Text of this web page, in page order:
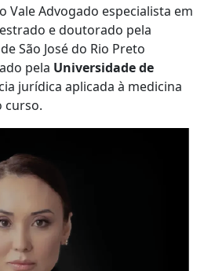
Vale Advogado especialista em
e doutorado pela
São José do Rio Preto
pela Universidade de
jurídica aplicada à medicina
curso.